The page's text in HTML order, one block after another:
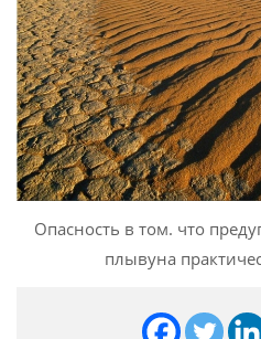
Опасность в том. что
плывуна